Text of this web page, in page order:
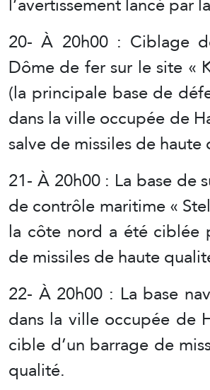
20- À 20h00 : Ciblage
Dôme de fer sur le site «
(la principale base de
dans la ville occupée de
salve de missiles de haute
21- À 20h00 : La base de
de contrôle maritime «
la côte nord a été ciblée
de missiles de haute
22- À 20h00 : La base
dans la ville occupée de
cible d’un barrage de
qualité.